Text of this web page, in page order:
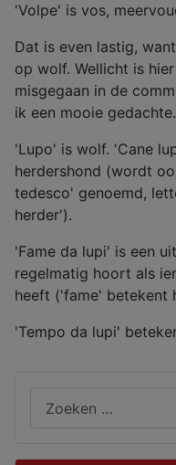
'Volpe' is vos,
Dat is even lastig,
op wolf. Wellicht is
misgegaan in de
ik een mooie gedachte.
'Lupo' is wolf. 'Cane
herdershond (wordt
tedesco' genoemd,
herder').
'Fame da lupi' is een
regelmatig hoort als
heeft ('fame' betekent
'Tempo da lupi'